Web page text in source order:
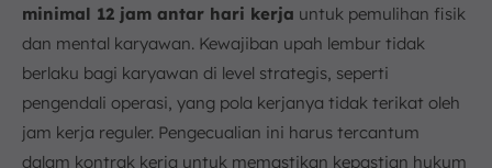
minimal 12 jam antar hari kerja untuk pemulihan fisik
dan mental karyawan. Kewajiban upah lembur tidak
berlaku bagi karyawan di level strategis, seperti
pengendali operasi, yang pola kerjanya tidak terikat oleh
jam kerja reguler. Pengecualian ini harus tercantum
dalam kontrak kerja untuk memastikan kepastian hukum